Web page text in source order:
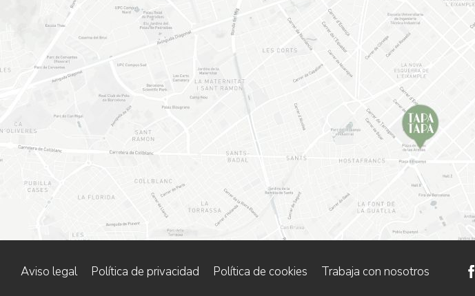
Aviso legal Política de privacidad Política de cookies Trabaja con nosotros